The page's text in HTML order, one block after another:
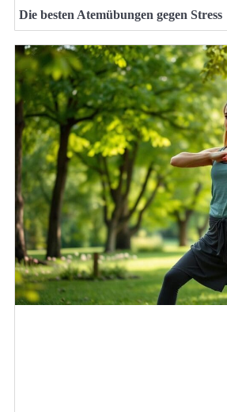
Die besten Atemübungen gegen Stress